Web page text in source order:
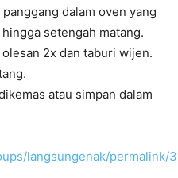
dalam oven yang
setengah matang.
2x dan taburi wijen.
atau simpan dalam
langsungenak/permalink/